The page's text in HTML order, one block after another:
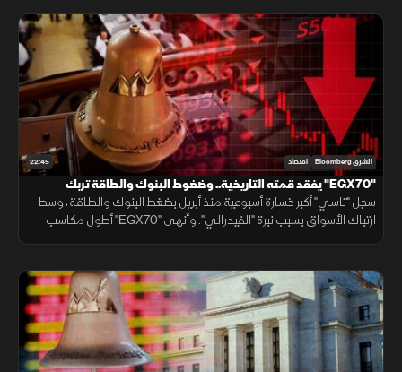
22:45 الشرق Bloomberg اقتصاد
"EGX70" يفقد قمته التاريخية.. وضغوط البنوك والطاقة تربك
"تاسي"
سجل "تاسي" أكبر خسارة أسبوعية منذ أبريل بضغط البنوك والطاقة، وسط
ارتباك الأسواق بسبب نبرة "الفيدرالي". وأنهى "EGX70" أطول مكاسب